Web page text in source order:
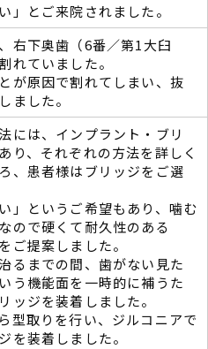
」とご来院されました。
右下奥歯（6番／第1大臼
れていました。
が原因で割れてしまい、抜
ました。
には、インプラント・ブリ
り、それぞれの方法を詳しく
、患者様はブリッジをご選
」というご希望もあり、噛む
ので硬くて耐久性のある
ご提案しました。
るまでの間、歯がない見た
う機能面を一時的に補うた
ッジを装着しました。
型取りを行い、ジルコニアで
を装着しました。